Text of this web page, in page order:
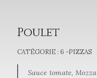
Poulet
CATÉGORIE : 6 -PIZZAS
Sauce tomate,